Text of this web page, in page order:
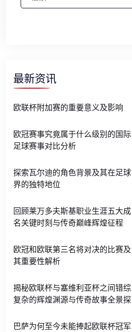
最新资讯
欧联杯附加赛的重要意义及影响
欧冠赛事究竟属于什么级别的国际
足球赛事对比分析
探索瓦尔迪的角色背景及其在足球
界的独特地位
回顾莱万多夫斯基职业生涯五大成
名关键时刻与传奇巅峰辉煌征程
欧冠和欧联第三名将对决的比赛及
其重要性解析
揭秘欧联杯与塞维利亚杯之间错综
复杂的辉煌渊源与传奇故事全景探
巴萨为何至今未能捧起欧联杯冠军